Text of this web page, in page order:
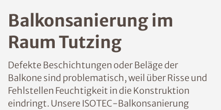
Balkonsanierung im
Raum Tutzing
Defekte Beschichtungen oder Beläge der
Balkone sind problematisch, weil über Risse und
Fehlstellen Feuchtigkeit in die Konstruktion
eindringt. Unsere ISOTEC-Balkonsanierung